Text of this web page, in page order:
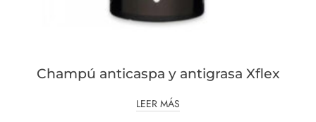
Champú anticaspa y antigrasa Xflex
LEER MÁS